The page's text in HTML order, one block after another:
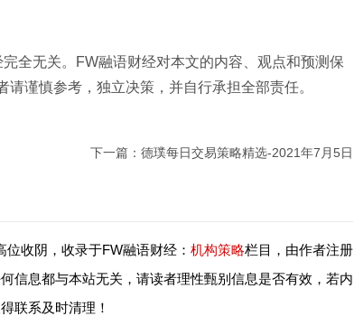
全无关。FW融语财经对本文的内容、观点和预测保
谨慎参考，独立决策，并自行承担全部责任。
下一篇： 德璞每日交易策略精选-2021年7月5日
收阴，收录于FW融语财经： 机构策略栏目，由作者注册
信息都与本站无关，请读者理性甄别信息是否有效，若内
联系及时清理！